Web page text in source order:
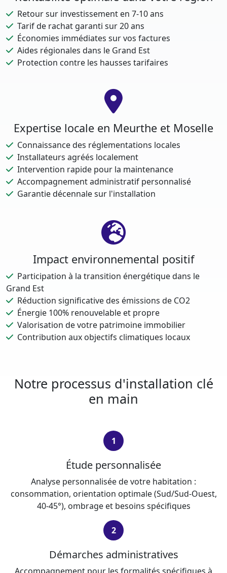
Retour sur investissement en 7-10 ans
Tarif de rachat garanti sur 20 ans
Économies immédiates sur vos factures
Aides régionales dans le Grand Est
Protection contre les hausses tarifaires
Expertise locale en Meurthe et Moselle
Connaissance des réglementations locales
Installateurs agréés localement
Intervention rapide pour la maintenance
Accompagnement administratif personnalisé
Garantie décennale sur l'installation
Impact environnemental positif
Participation à la transition énergétique dans le
Grand Est
Réduction significative des émissions de CO2
Énergie 100% renouvelable et propre
Valorisation de votre patrimoine immobilier
Contribution aux objectifs climatiques locaux
Notre processus d'installation clé
en main
1
Étude personnalisée
Analyse personnalisée de votre habitation :
consommation, orientation optimale (Sud/Sud-Ouest,
40-45°), ombrage et besoins spécifiques
2
Démarches administratives